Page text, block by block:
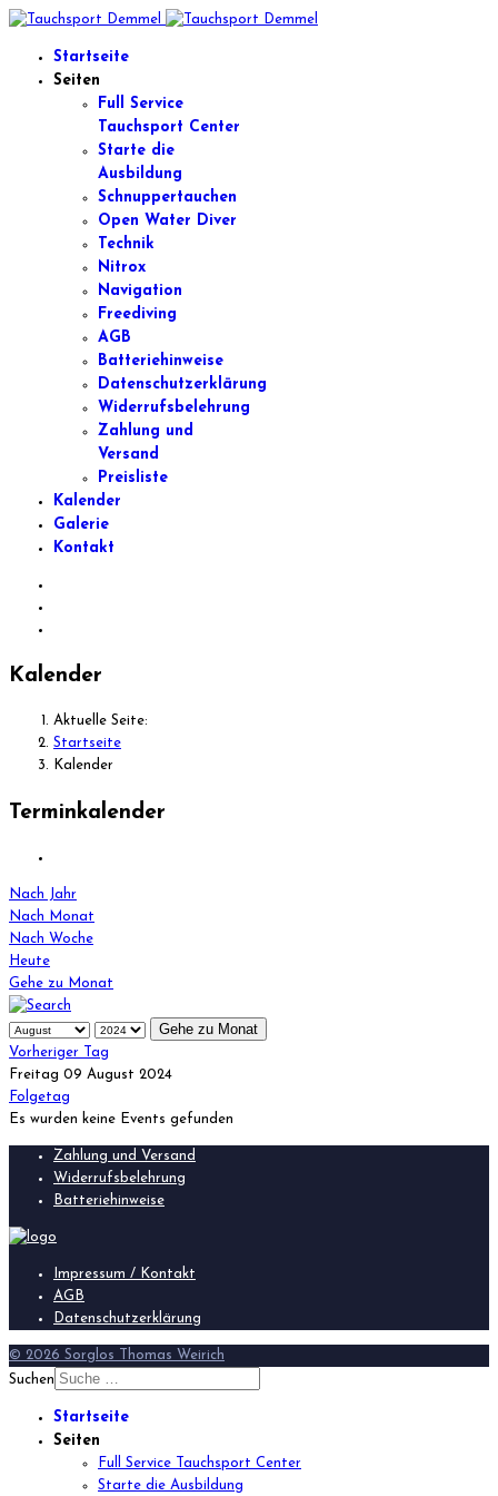
Startseite
Seiten
Full Service
Tauchsport Center
Starte die
Ausbildung
Schnuppertauchen
Open Water Diver
Technik
Nitrox
Navigation
Freediving
AGB
Batteriehinweise
Datenschutzerklärung
Widerrufsbelehrung
Zahlung und
Versand
Preisliste
Kalender
Galerie
Kontakt
Kalender
Aktuelle Seite:
Startseite
Kalender
Terminkalender
Nach Jahr
Nach Monat
Nach Woche
Heute
Gehe zu Monat
Gehe zu Monat
Vorheriger Tag
Freitag 09 August 2024
Folgetag
Es wurden keine Events gefunden
Zahlung und Versand
Widerrufsbelehrung
Batteriehinweise
Impressum / Kontakt
AGB
Datenschutzerklärung
© 2026 Sorglos Thomas Weirich
Suchen
Startseite
Seiten
Full Service Tauchsport Center
Starte die Ausbildung